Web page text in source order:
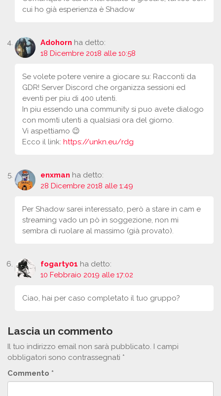
cui ho già esperienza è Shadow
Adohorn ha detto:
18 Dicembre 2018 alle 10:58
Se volete potere venire a giocare su: Racconti da
GDR! Server Discord che organizza sessioni ed
eventi per piu di 400 utenti.
In piu essendo una community si puo avete dialogo
con momti utenti a qualsiasi ora del giorno.
Vi aspettiamo 😉
Ecco il link: https://unkn.eu/rdg
enxman ha detto:
28 Dicembre 2018 alle 1:49
Per Shadow sarei interessato, però a stare in cam e
streaming vado un pò in soggezione, non mi
sembra di ruolare al massimo (già provato).
fogarty01 ha detto:
10 Febbraio 2019 alle 17:02
Ciao, hai per caso completato il tuo gruppo?
Lascia un commento
Il tuo indirizzo email non sarà pubblicato. I campi
obbligatori sono contrassegnati *
Commento *